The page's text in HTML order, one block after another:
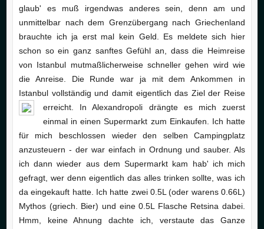
glaub' es muß irgendwas anderes sein, denn am und
unmittelbar nach dem Grenzübergang nach Griechenland
brauchte ich ja erst mal kein Geld. Es meldete sich hier
schon so ein ganz sanftes Gefühl an, dass die Heimreise
von Istanbul mutmaßlicherweise schneller gehen wird wie
die Anreise. Die Runde war ja mit dem Ankommen in
Istanbul vollständig und damit eigentlich das Ziel der Reise
erreicht. In Alexandropoli drängte es mich zuerst
einmal in einen Supermarkt zum Einkaufen. Ich hatte
für mich beschlossen wieder den selben Campingplatz
anzusteuern - der war einfach in Ordnung und sauber. Als
ich dann wieder aus dem Supermarkt kam hab' ich mich
gefragt, wer denn eigentlich das alles trinken sollte, was ich
da eingekauft hatte. Ich hatte zwei 0.5L (oder warens 0.66L)
Mythos (griech. Bier) und eine 0.5L Flasche Retsina dabei.
Hmm, keine Ahnung dachte ich, verstaute das Ganze